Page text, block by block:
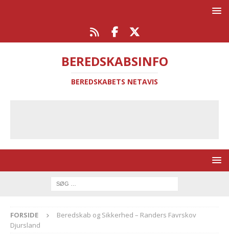
BEREDSKABSINFO
BEREDSKABETS NETAVIS
FORSIDE
Beredskab og Sikkerhed – Randers Favrskov
Djursland